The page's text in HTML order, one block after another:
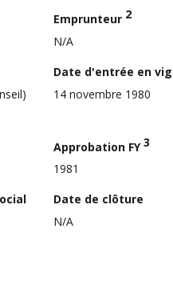
Emprunteur 2
N/A
Date d'entrée en
14 novembre 1980
Approbation FY3
1981
Date de clôture
N/A